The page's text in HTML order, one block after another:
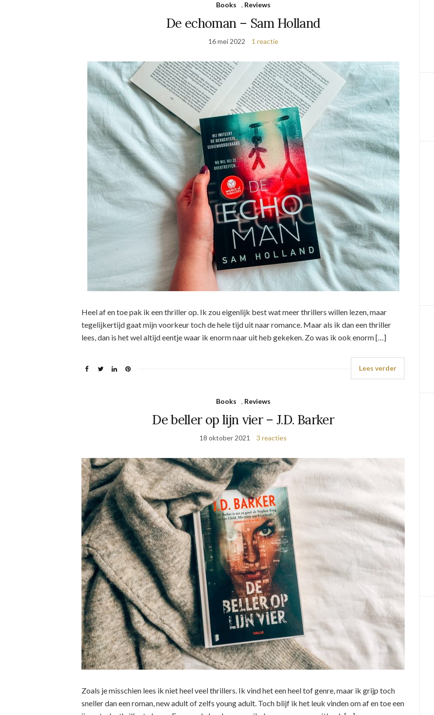
Books , Reviews
De echoman – Sam Holland
16 mei 2022 1 reactie
Heel af en toe pak ik een thriller op. Ik zou eigenlijk best wat meer thrillers willen lezen, maar
tegelijkertijd gaat mijn voorkeur toch de hele tijd uit naar romance. Maar als ik dan een thriller
lees, dan is het wel altijd eentje waar ik enorm naar uit heb gekeken. Zo was ik ook enorm […]
Lees verder
Books , Reviews
De beller op lijn vier – J.D. Barker
18 oktober 2021 3 reacties
Zoals je misschien lees ik niet heel veel thrillers. Ik vind het een heel tof genre, maar ik grijp toch
sneller dan een roman, new adult of zelfs young adult. Toch blijf ik het leuk vinden om af en toe een